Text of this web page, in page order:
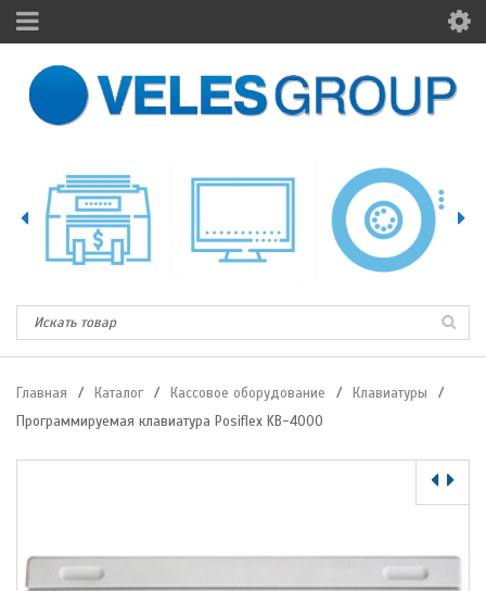
Главная / Каталог / Кассовое оборудование / Клавиатуры
/
Программируемая клавиатура Posiflex KB-4000